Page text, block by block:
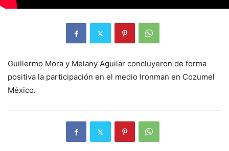
Guillermo Mora y Melany Aguilar concluyeron de forma
positiva la participación en el medio Ironman en Cozumel
México.